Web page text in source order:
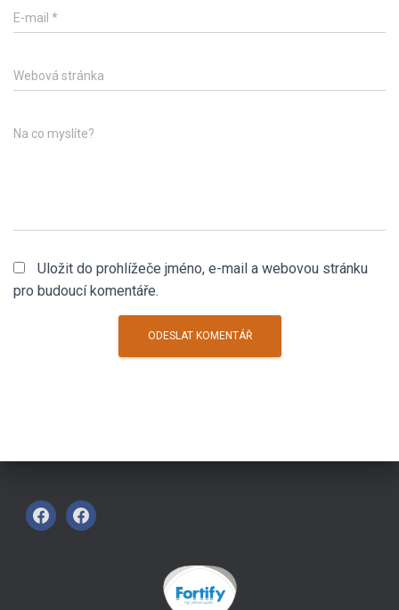
E-mail *
Webová stránka
Na co myslíte?
Uložit do prohlížeče jméno, e-mail a webovou stránku
pro budoucí komentáře.
F F